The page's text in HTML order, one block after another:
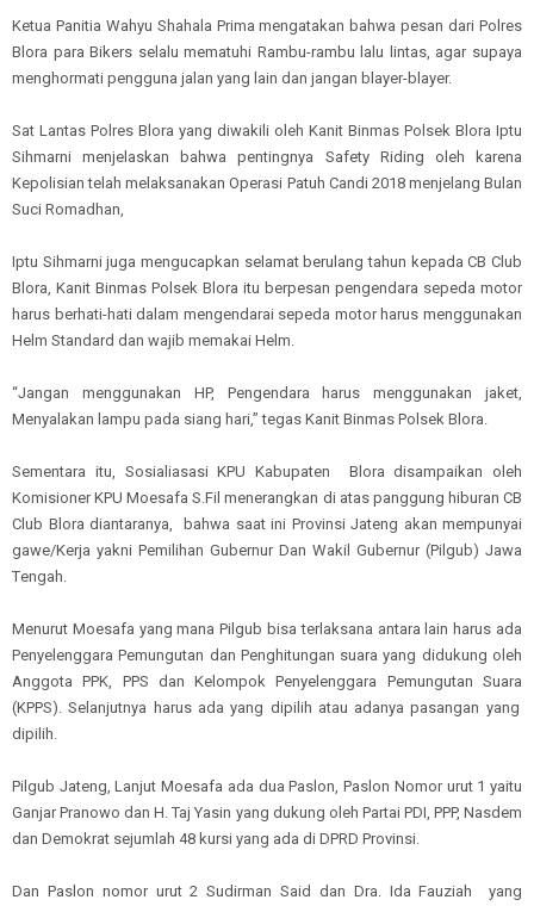
Ketua Panitia Wahyu Shahala Prima mengatakan bahwa pesan dari Polres
Blora para Bikers selalu mematuhi Rambu-rambu lalu lintas, agar supaya
menghormati pengguna jalan yang lain dan jangan blayer-blayer.
Sat Lantas Polres Blora yang diwakili oleh Kanit Binmas Polsek Blora Iptu
Sihmarni menjelaskan bahwa pentingnya Safety Riding oleh karena
Kepolisian telah melaksanakan Operasi Patuh Candi 2018 menjelang Bulan
Suci Romadhan
Iptu Sihmarni juga mengucapkan selamat berulang tahun kepada CB Club
Blora, Kanit Binmas Polsek Blora itu berpesan pengendara sepeda motor
harus berhati-hati dalam mengendarai sepeda motorharusmenggunakan
Helm Standard dan wajib memakai Helm.
“Jangan menggunakan HP, Pengendara harus menggunakan jaket,
Menyalakan lampu pada siang hari,” tegas Kanit Binmas Polsek Blora.
Sementara itu, Sosialiasasi KPU Kabupaten Bloradisampaikan oleh
Komisioner KPU Moesafa S.Filmenerangkan di atas panggung hiburan CB
Club Blora diantaranya,
bahwa saat ini Provinsi Jateng akan mempunyai
gawe/Kerja yakni Pemilihan Gubernur Dan Wakil Gubernur (Pilgub) Jawa
Tengah.
Menurut Moesafa yang mana Pilgub bisa terlaksana antara lain harus ada
Penyelenggara Pemungutan dan Penghitungan suara yang didukung oleh
Anggota PPK,
PPS dan Kelompok Penyelenggara Pemungutan Suara
(KPPS). Selanjutnya harus ada yang dipilih atau adanya pasangan yang
dipilih
Pilgub Jateng , Lanjut Moesafa ada dua Paslon Paslon Nomor urut 1 yaitu
Ganjar Pranowo dan H. Taj Yasin yang dukung oleh Partai PDI, PPP, Nasdem
dan Demokrat sejumlah 48 kursi yang ada di DPRD Provinsi
Dan Paslon nomor urut2 Sudirman Said dan Dra. Ida Fauziah
yang